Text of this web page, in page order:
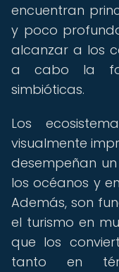
encuentran
y poco
alcanzar a los
a cabo la
simbióticas.
Los
visualmente
desempeñan
los océanos y
Además, son
el turismo en
que los
tanto en